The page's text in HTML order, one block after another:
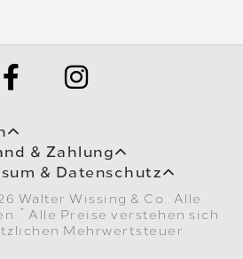
& Zahlung
& Datenschutz
Walter Wissing & Co.. Alle
* Alle Preise verstehen sich
Mehrwertsteuer.